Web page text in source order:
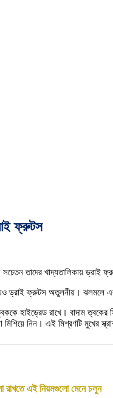
ফ্রুটস
সচেতন তাদের খাদ্যতালিকায়
ড্রাই ফ্রুটস অতুলনীয়। ঝলমলে
হাইড্রেড রাখে। বাদাম ত্বকের
নিন। এই মিশ্রণটি মুখের
রাখতে এই নিয়মগুলো মেনে চলুন